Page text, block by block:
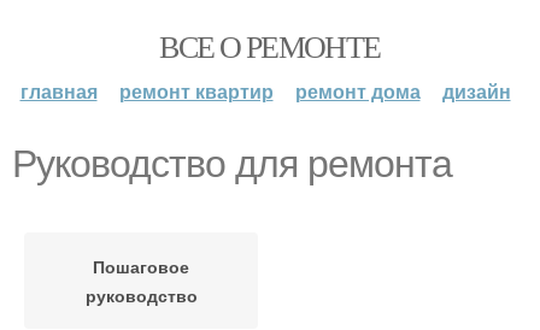
ВСЕ О РЕМОНТЕ
главная ремонт квартир ремонт дома дизайн
Руководство для ремонта
Пошаговое
руководство